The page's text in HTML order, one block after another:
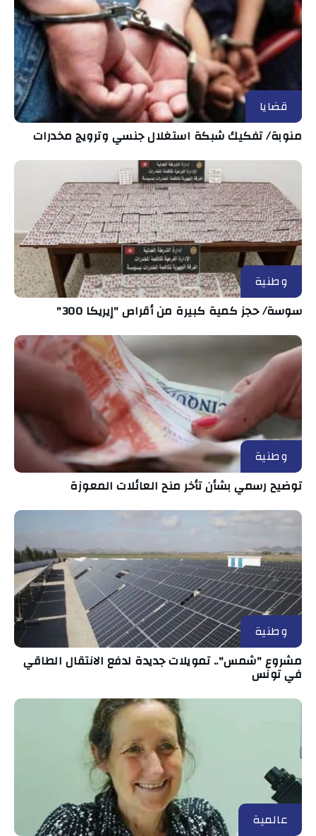
قضايا
منوبة/ تفكيك شبكة استغلال جنسي وترويج مخدرات
وطنية
سوسة/ حجز كمية كبيرة من أقراص "إيريكا 300"
وطنية
توضيح رسمي بشأن تأخر منح العائلات المعوزة
وطنية
مشروع "شمس".. تمويلات جديدة لدفع الانتقال الطاقي
في تونس
عالمية